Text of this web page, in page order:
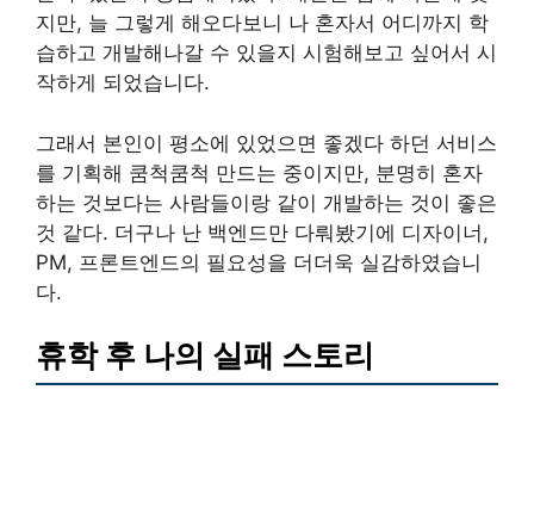
지만, 늘 그렇게 해오다보니 나 혼자서 어디까지 학
습하고 개발해나갈 수 있을지 시험해보고 싶어서 시
작하게 되었습니다.
그래서 본인이 평소에 있었으면 좋겠다 하던 서비스
를 기획해 쿰척쿰척 만드는 중이지만, 분명히 혼자
하는 것보다는 사람들이랑 같이 개발하는 것이 좋은
것 같다. 더구나 난 백엔드만 다뤄봤기에 디자이너,
PM, 프론트엔드의 필요성을 더더욱 실감하였습니
다.
휴학 후 나의 실패 스토리